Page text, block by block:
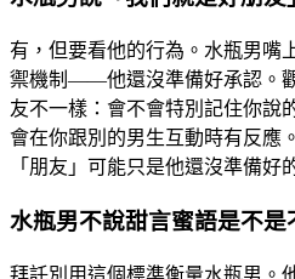
有，但要看他的行為。水瓶男嘴
禦機制——他還沒準備好承認。
友不一樣：會不會特別記住你說
會在你跟別的男生互動時有反應
「朋友」可能只是他還沒準備好
水瓶男不說甜言蜜語是不是
拜託別用這個標準衡量水瓶男。